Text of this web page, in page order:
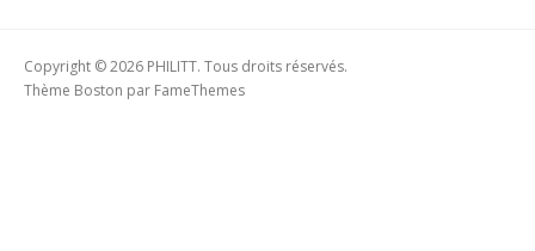
Copyright © 2026 PHILITT. Tous droits réservés.
Thème Boston par FameThemes